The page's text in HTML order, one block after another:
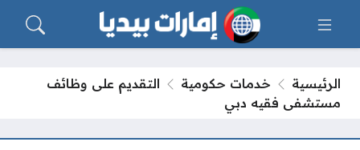
الرئيسية خدمات حكومية
التقديم على وظائف
مستشفى فقيه دبي